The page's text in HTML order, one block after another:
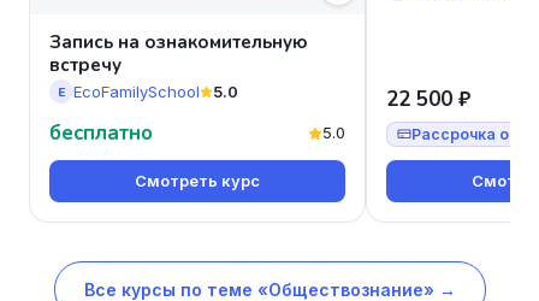
Запись на ознакомительную
встречу
E EcoFamilySchool 5.0
бесплатно 5.0
Смотреть курс
22 500 ₽
Рассрочка от
Все курсы по теме «Обществознание» →